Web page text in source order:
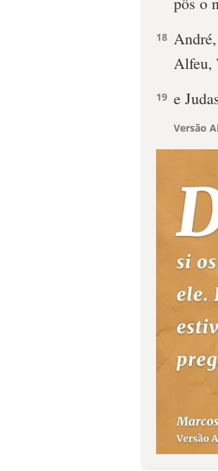
18
Alfeu,
19 e
Versão